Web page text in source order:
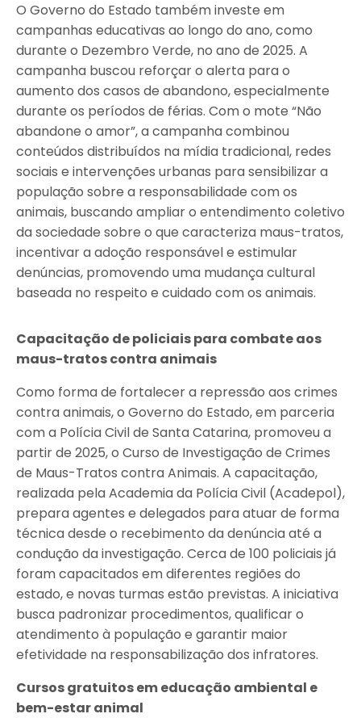
O Governo do Estado também investe em
campanhas educativas ao longo do ano, como
durante o Dezembro Verde, no ano de 2025. A
campanha buscou reforçar o alerta para o
aumento dos casos de abandono, especialmente
durante os períodos de férias. Com o mote “Não
abandone o amor”, a campanha combinou
conteúdos distribuídos na mídia tradicional, redes
sociais e intervenções urbanas para sensibilizar a
população sobre a responsabilidade com os
animais, buscando ampliar o entendimento coletivo
da sociedade sobre o que caracteriza maus-tratos,
incentivar a adoção responsável e estimular
denúncias, promovendo uma mudança cultural
baseada no respeito e cuidado com os animais.
Capacitação de policiais para combate aos
maus-tratos contra animais
Como forma de fortalecer a repressão aos crimes
contra animais, o Governo do Estado, em parceria
com a Polícia Civil de Santa Catarina, promoveu a
partir de 2025, o Curso de Investigação de Crimes
de Maus-Tratos contra Animais. A capacitação,
realizada pela Academia da Polícia Civil (Acadepol),
prepara agentes e delegados para atuar de forma
técnica desde o recebimento da denúncia até a
condução da investigação. Cerca de 100 policiais já
foram capacitados em diferentes regiões do
estado, e novas turmas estão previstas. A iniciativa
busca padronizar procedimentos, qualificar o
atendimento à população e garantir maior
efetividade na responsabilização dos infratores.
Cursos gratuitos em educação ambiental e
bem-estar animal